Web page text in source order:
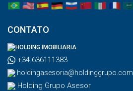
CONTATO
HOLDING IMOBILIARIA
+34 636111383
holdingasesoria@holdinggrupo.com
Holding Grupo Asesor